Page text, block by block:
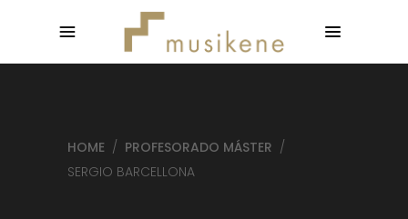
HOME / PROFESORADO MÁSTER /
SERGIO BARCELLONA